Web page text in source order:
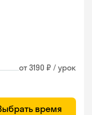
от 3190 ₽ / урок
время